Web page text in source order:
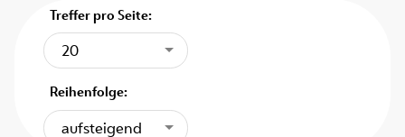
Treffer pro Seite:
20
Reihenfolge:
aufsteigend